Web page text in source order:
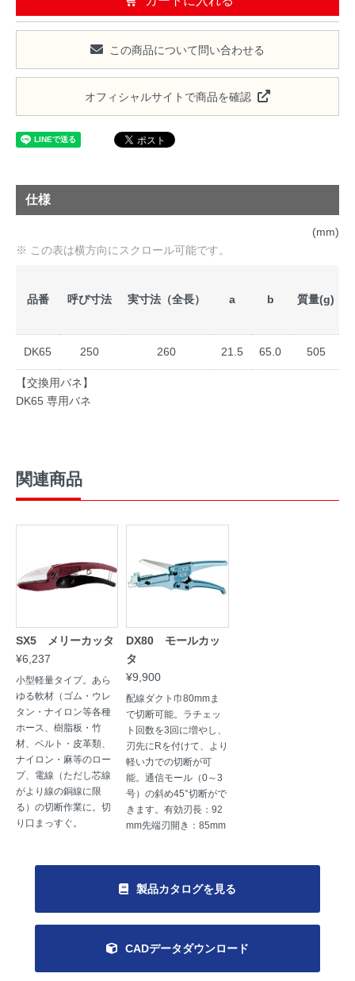
この商品について問い合わせる
オフィシャルサイトで商品を確認
仕様
(mm)
品番 呼び寸法 実寸法（全長） a b 質量(g)
DK65 250 260 21.5 65.0 505
【交換用バネ】
DK65 専用バネ
関連商品
SX5 メリーカッタ
¥6,237
小型軽量タイプ。あら
ゆる軟材（ゴム・ウレ
タン・ナイロン等各種
ホース、樹脂板・竹
材、ベルト・皮革類、
ナイロン・麻等のロー
プ、電線（ただし芯線
がより線の銅線に限
る）の切断作業に。切
り口まっすぐ。
DX80 モールカッ
タ
¥9,900
配線ダクト巾80mmま
で切断可能。ラチェッ
ト回数を3回に増やし、
刃先にRを付けて、より
軽い力での切断が可
能。通信モール（0～3
号）の斜め45°切断がで
きます。有効刃長：92
mm先端刃開き：85mm
製品カタログを見る
CADデータダウンロード